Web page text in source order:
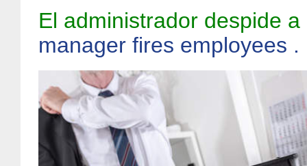
El administrador despide
manager fires employees .